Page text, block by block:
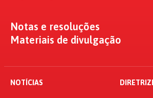
Notas e resoluções
Materiais de divulgação
NOTÍCIAS